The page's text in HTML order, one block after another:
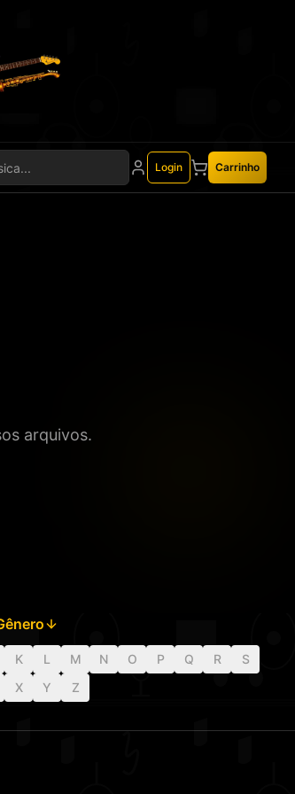
Login Carrinho
arquivos.
K L M N O P Q R
S
X Y Z